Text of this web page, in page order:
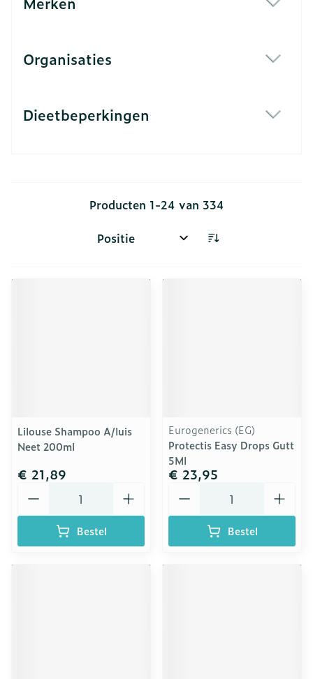
Organisaties
Dieetbeperkingen
Producten 1-24 van 334
Sorteer op:
Lilouse Shampoo A/luis
Neet 200ml
€ 21,89
Bestel
Eurogenerics (EG)
Protectis Easy Drops Gutt
5Ml
€ 23,95
Bestel